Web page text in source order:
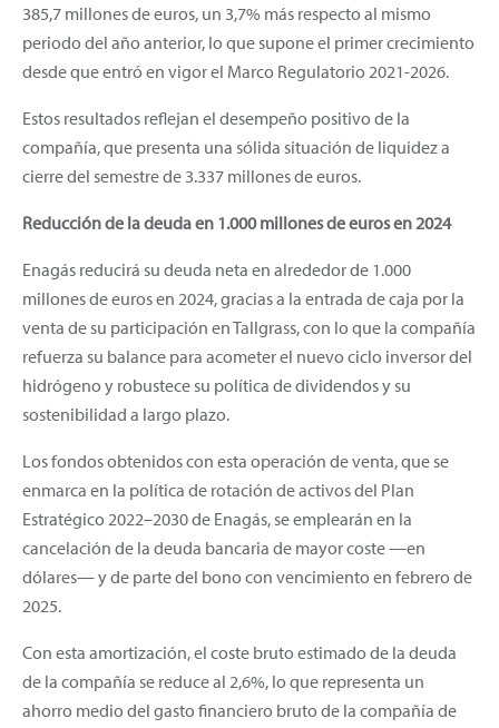
385,7 millones de euros, un 3,7% más respecto al mismo
periodo del año anterior, lo que supone el primer crecimiento
desde que entró en vigor el Marco Regulatorio 2021-2026.
Estos resultados reflejan el desempeño positivo de la
compañía, que presenta una sólida situación de liquidez a
cierre del semestre de 3.337 millones de euros.
Reducción de la deuda en 1.000 millones de euros en 2024
Enagás reducirá su deuda neta en alrededor de 1.000
millones de euros en 2024, gracias a la entrada de caja por la
venta de su participación en Tallgrass, con lo que la compañía
refuerza su balance para acometer el nuevo ciclo inversor del
hidrógeno y robustece su política de dividendos y su
sostenibilidad a largo plazo.
Los fondos obtenidos con esta operación de venta, que se
enmarca en la política de rotación de activos del Plan
Estratégico 2022–2030 de Enagás, se emplearán en la
cancelación de la deuda bancaria de mayor coste —en
dólares— y de parte del bono con vencimiento en febrero de
2025.
Con esta amortización, el coste bruto estimado de la deuda
de la compañía se reduce al 2,6%, lo que representa un
ahorro medio del gasto financiero bruto de la compañía de